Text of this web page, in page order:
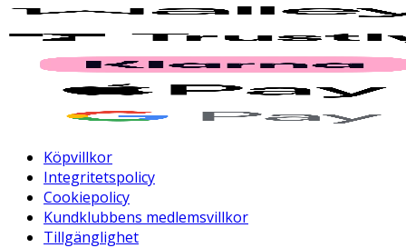
Köpvillkor
Integritetspolicy
Cookiepolicy
Kundklubbens medlemsvillkor
Tillgänglighet